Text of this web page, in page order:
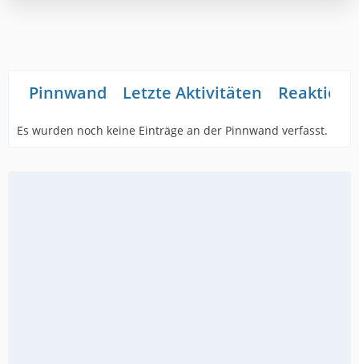
Pinnwand Letzte Aktivitäten
Es wurden noch keine Einträge an der Pinnwand verfasst.